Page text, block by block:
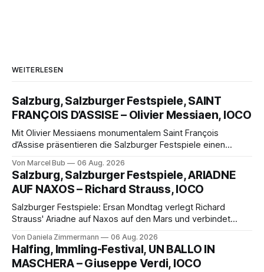
WEITERLESEN
Salzburg, Salzburger Festspiele, SAINT
FRANÇOIS D’ASSISE – Olivier Messiaen, IOCO
Mit Olivier Messiaens monumentalem Saint François
d’Assise präsentieren die Salzburger Festspiele einen
eine bildgewaltige Inszenierung, Maxime Pascal entfaltet
die komplexe Partitur eindrucksvoll, Philippe Sly berührt als
Franziskus.
Von Marcel Bub 06 Aug. 2026
Salzburg, Salzburger Festspiele, ARIADNE
AUF NAXOS – Richard Strauss, IOCO
Salzburger Festspiele: Ersan Mondtag verlegt Richard
Strauss' Ariadne auf Naxos auf den Mars und verbindet
Aufführung mit starken Solisten und den Wiener
Philharmonikern, szenisch bleibt der zweite Akt jedoch
hinter den Erwartungen zurück.
Von Daniela Zimmermann 06 Aug. 2026
Halfing, Immling-Festival, UN BALLO IN
MASCHERA – Giuseppe Verdi, IOCO